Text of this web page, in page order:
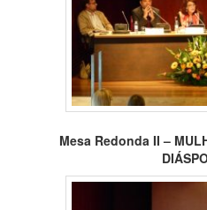
Mesa Redonda II –